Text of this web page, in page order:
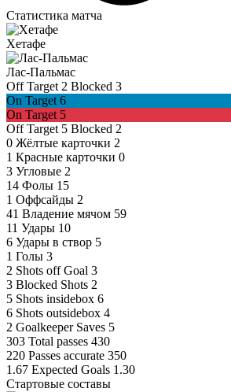
Статистика матча
Хетафе
Лас-Пальмас
Off Target 2 Blocked 3
On Target 6
On Target 5
Off Target 5 Blocked 2
0 Жёлтые карточки 2
1 Красные карточки 0
3 Угловые 2
14 Фолы 15
1 Оффсайды 2
41 Владение мячом 59
11 Удары 10
6 Удары в створ 5
1 Голы 3
2 Shots off Goal 3
3 Blocked Shots 2
5 Shots insidebox 6
6 Shots outsidebox 4
2 Goalkeeper Saves 5
303 Total passes 430
220 Passes accurate 350
1.67 Expected Goals 1.30
Стартовые составы